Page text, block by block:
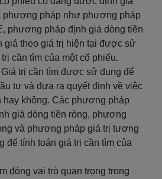
phương pháp như phương pháp
phương pháp định giá dòng tiền
giá theo giá trị hiện tại được sử
cần tìm của một cổ phiếu.
trị cần tìm được sử dụng để
tư và đưa ra quyết định về việc
hay không. Các phương pháp
giá dòng tiền ròng, phương
và phương pháp giá trị tương
để tính toán giá trị cần tìm của
đóng vai trò quan trọng trong